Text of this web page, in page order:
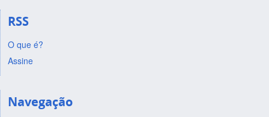
RSS
O que é?
Assine
Navegação